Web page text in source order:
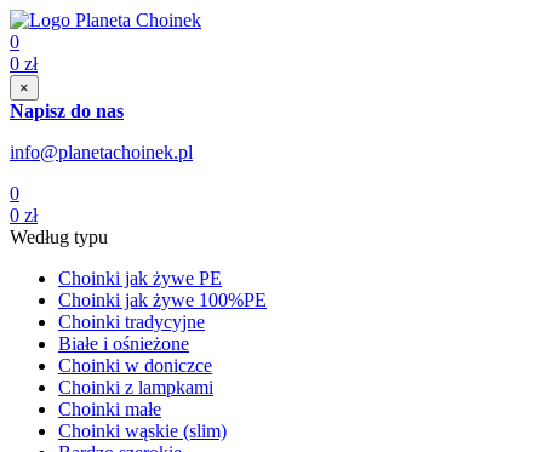
0
0 zł
×
Napisz do nas
info@planetachoinek.pl
0
0 zł
Według typu
Choinki jak żywe PE
Choinki jak żywe 100%PE
Choinki tradycyjne
Białe i ośnieżone
Choinki w doniczce
Choinki z lampkami
Choinki małe
Choinki wąskie (slim)